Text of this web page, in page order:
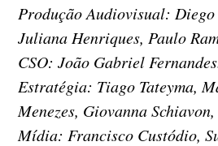
Produção Audiovisual:
Juliana Henriques, Paulo
CSO: João Gabriel
Estratégia: Tiago Tateyma,
Menezes, Giovanna
Mídia: Francisco Custódio,